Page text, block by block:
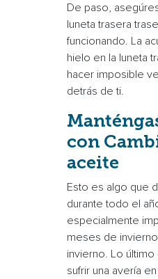
De paso,
luneta trasera
funcionando. La
hielo en la luneta
hacer imposible
detrás de ti.
con
aceite
Esto es algo que
durante todo el
especialmente
meses de
invierno. Lo
sufrir una avería